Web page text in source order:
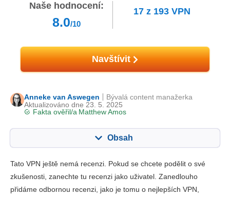
Naše hodnocení:
8.0/10
17z 193 VPN
Navštívit
Anneke van Aswegen
Aktualizováno dne 23. 5. 2025
Fakta ověřil/a Matthew Amos
Bývalá content manažerka
Obsah
Klíčové vlastnosti 8.0
Instalace a aplikace 6.8
Tato VPN ještě nemá recenzi. Pokud se chcete podělit o své
zkušenosti, zanechte tu recenzi jako uživatel. Zanedlouho
přidáme odbornou recenzi, jako je tomu o nejlepších VPN,